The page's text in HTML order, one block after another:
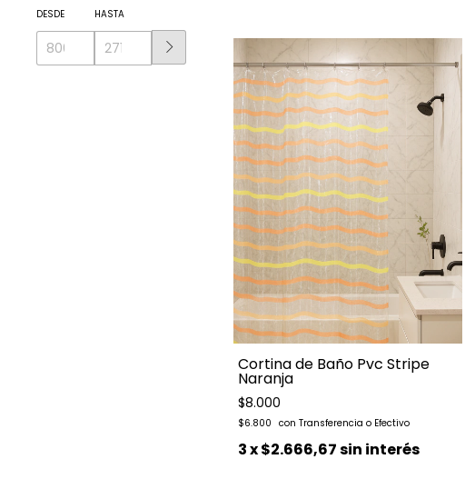
DESDE HASTA
Cortina de Baño Pvc Stripe
Naranja
$8.000
$6.800
3x$2.666,67sin interés